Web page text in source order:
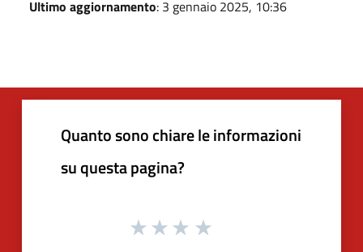
Ultimo aggiornamento: 3 gennaio 2025, 10:36
Quanto sono chiare le informazioni
su questa pagina?